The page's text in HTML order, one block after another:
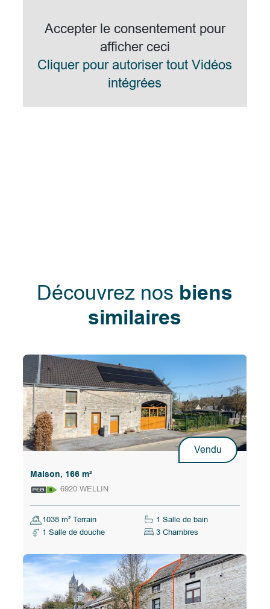
Accepter le consentement pour
afficher ceci
Cliquer pour autoriser tout Vidéos
intégrées
Découvrez nos biens
similaires
Vendu
Maison, 166 m²
6920 WELLIN
1038 m² Terrain
1 Salle de bain
1 Salle de douche
3 Chambres